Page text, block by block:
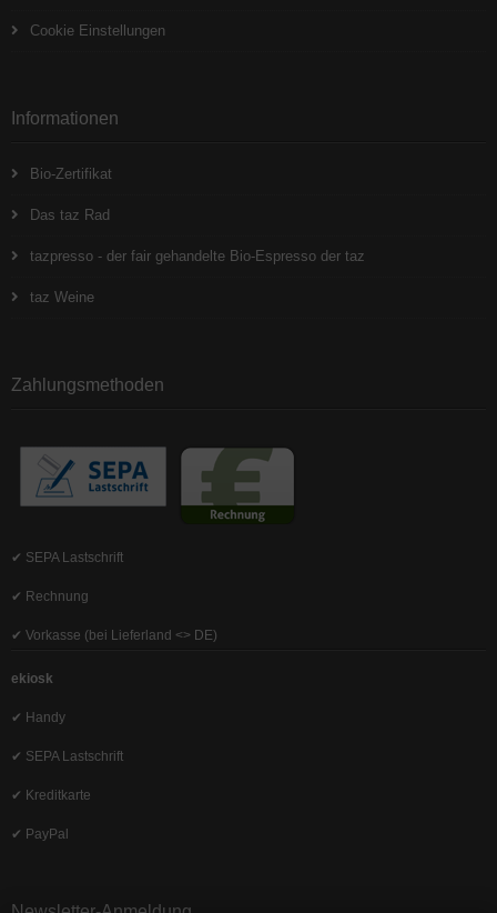
Cookie Einstellungen
Informationen
Bio-Zertifikat
Das taz Rad
tazpresso - der fair gehandelte Bio-Espresso der taz
taz Weine
Zahlungsmethoden
✔ SEPA Lastschrift
✔ Rechnung
✔ Vorkasse (bei Lieferland <> DE)
ekiosk
✔ Handy
✔ SEPA Lastschrift
✔ Kreditkarte
✔ PayPal